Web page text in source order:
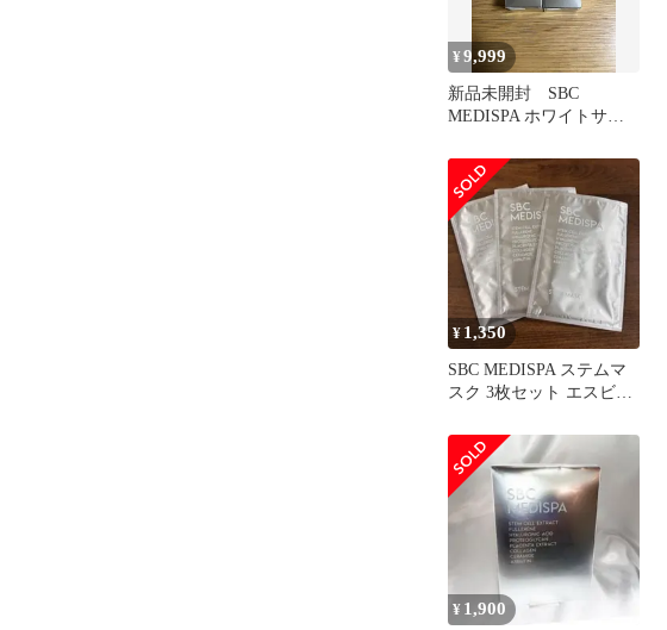
¥9,999
新品未開封 SBC
MEDISPA ホワイトサプ
¥ 1,350
SBC MEDISPA ステムマ
スク 3枚セット エスビー
¥ 1,900